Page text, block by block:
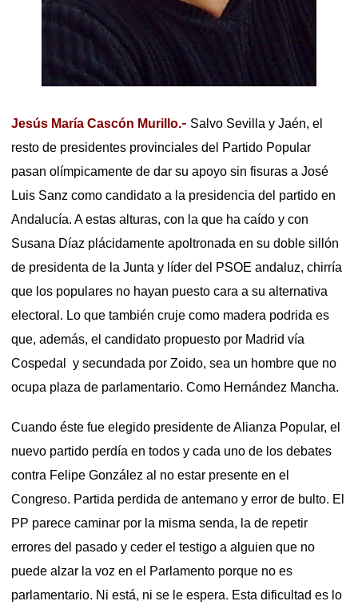
Jesús María Cascón Murillo.- Salvo Sevilla y Jaén, el
resto de presidentes provinciales del Partido Popular
pasan olímpicamente de dar su apoyo sin fisuras a José
Luis Sanz como candidato a la presidencia del partido en
Andalucía. A estas alturas, con la que ha caído y con
Susana Díaz plácidamente apoltronada en su doble sillón
de presidenta de la Junta y líder del PSOE andaluz, chirría
que los populares no hayan puesto cara a su alternativa
electoral. Lo que también cruje como madera podrida es
que, además, el candidato propuesto por Madrid vía
Cospedal y secundada por Zoido, sea un hombre que no
ocupa plaza de parlamentario. Como Hernández Mancha.
Cuando éste fue elegido presidente de Alianza Popular, el
nuevo partido perdía en todos y cada uno de los debates
contra Felipe González al no estar presente en el
Congreso. Partida perdida de antemano y error de bulto. El
PP parece caminar por la misma senda, la de repetir
errores del pasado y ceder el testigo a alguien que no
puede alzar la voz en el Parlamento porque no es
parlamentario. Ni está, ni se le espera. Esta dificultad es lo